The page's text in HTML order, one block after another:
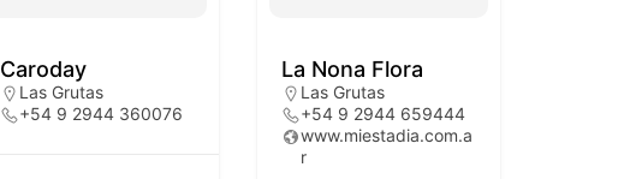
Caroday
Las Grutas
+54 9 2944 360076
La Nona Flora
Las Grutas
+54 9 2944 659444
www.miestadia.com.a
r